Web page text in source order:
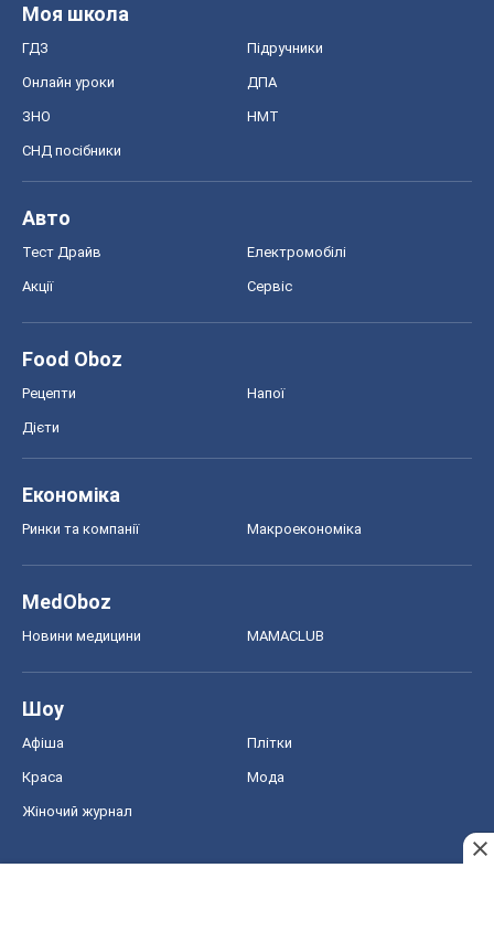
Моя школа
ГДЗ Підручники
Онлайн уроки ДПА
ЗНО НМТ
СНД посібники
Авто
Тест Драйв Електромобілі
Акції Сервіс
Food Oboz
Рецепти Напої
Дієти
Економіка
Ринки та компанії Макроекономіка
MedOboz
Новини медицини MAMACLUB
Шоу
Афіша Плітки
Краса Мода
Жіночий журнал